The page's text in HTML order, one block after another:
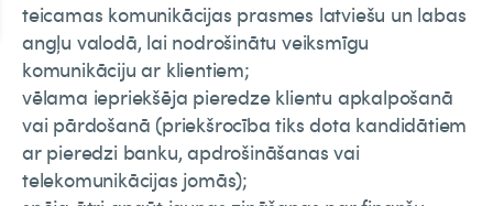
teicamas komunikācijas prasmes latviešu un labas
angļu valodā, lai nodrošinātu veiksmīgu
komunikāciju ar klientiem;
vēlama iepriekšēja pieredze klientu apkalpošanā
vai pārdošanā (priekšrocība tiks dota kandidātiem
ar pieredzi banku, apdrošināšanas vai
telekomunikācijas jomās);